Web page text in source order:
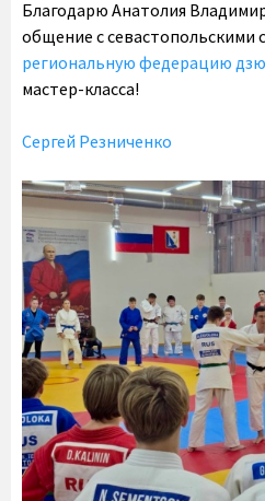
Благодарю Анатолия
общение с севастопольскими
региональную федерацию
мастер-класса!
Сергей Резниченко